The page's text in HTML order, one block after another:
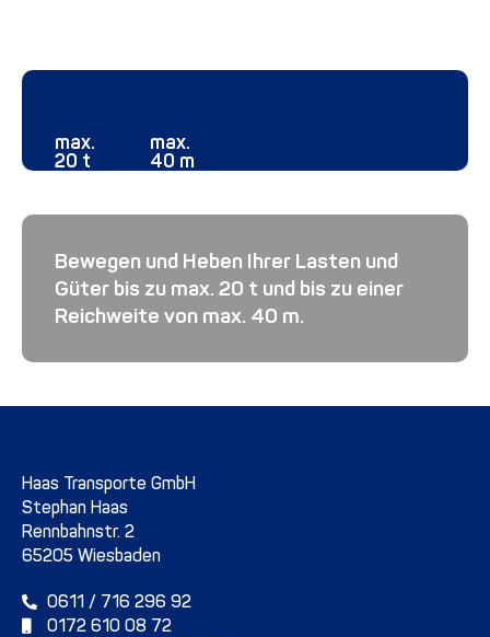
max.
20 t
max.
40 m
Bewegen und Heben Ihrer Lasten und
Güter bis zu max. 20 t und bis zu einer
Reichweite von max. 40 m.
Haas Transporte GmbH
Stephan Haas
Rennbahnstr. 2
65205 Wiesbaden
0611 / 716 296 92
0172 610 08 72